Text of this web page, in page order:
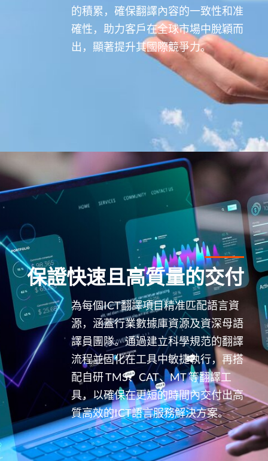
的積累，確保翻譯內容的一致性和准
確性，助力客戶在全球市場中脫穎而
出，顯著提升其國際競爭力。
保證快速且高質量的交付
為每個ICT翻譯項目精准匹配語言資
源，涵蓋行業數據庫資源及資深母語
譯員團隊。通過建立科學規范的翻譯
流程並固化在工具中敏捷執行，再搭
配自研 TMS、CAT、MT 等翻譯工
具，以確保在更短的時間內交付出高
質高效的ICT語言服務解決方案。